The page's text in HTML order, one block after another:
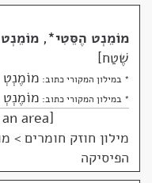
מוֹמֵנְט הֶסֵּטִי*
,
שֶׁטַח
* במילון המקורי כתוב:
* במילון המקורי כתוב:
area
מילון חוזק חומרים >
הפיסיקה